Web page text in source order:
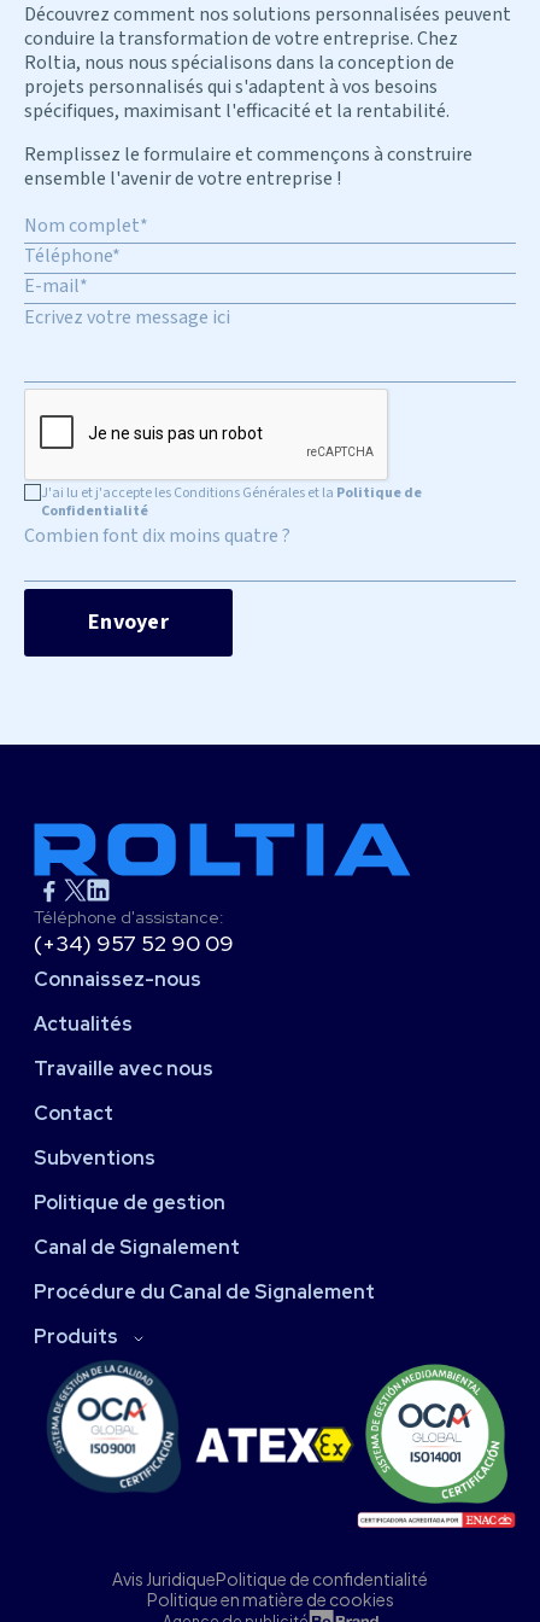
Découvrez comment nos solutions personnalisées peuvent
conduire la transformation de votre entreprise. Chez
Roltia, nous nous spécialisons dans la conception de
projets personnalisés qui s'adaptent à vos besoins
spécifiques, maximisant l'efficacité et la rentabilité.
Remplissez le formulaire et commençons à construire
ensemble l'avenir de votre entreprise !
J'ai lu et j'accepte les Conditions Générales et la Politique de
Confidentialité
Combien font dix moins quatre ?
Téléphone d'assistance:
(+34) 957 52 90 09
Connaissez-nous
Actualités
Travaille avec nous
Contact
Subventions
Politique de gestion
Canal de Signalement
Procédure du Canal de Signalement
Produits
Avis JuridiquePolitique de confidentialité
Politique en matière de cookies